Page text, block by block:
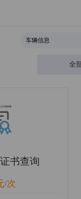
全
书查询
/次